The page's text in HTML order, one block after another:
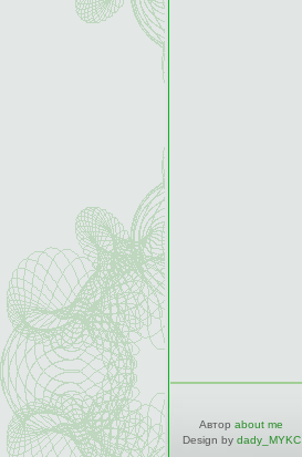
Автор about me
Design by dady_MYKC